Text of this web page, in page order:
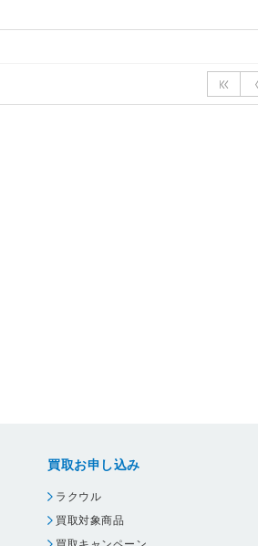
買取お申し込み
ラクウル
買取対象商品